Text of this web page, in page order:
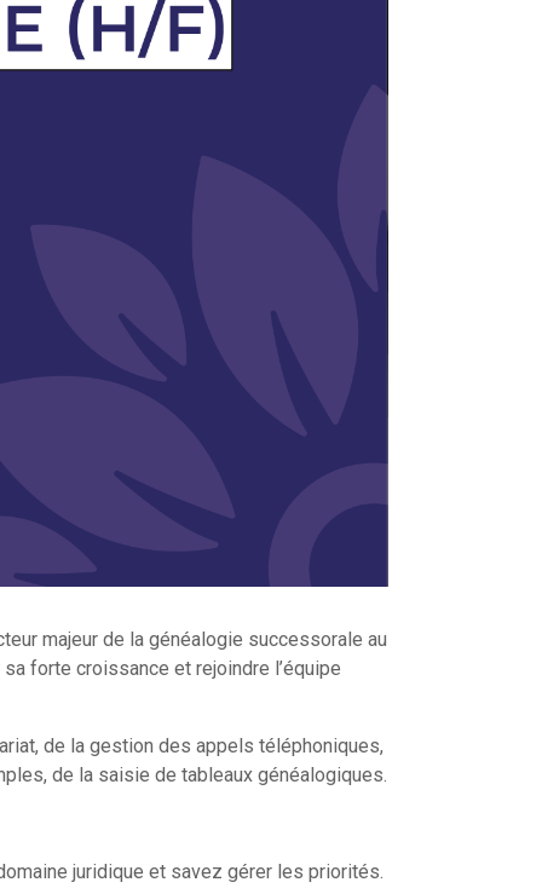
majeur de la généalogie successorale au
forte croissance et rejoindre l’équipe
de la gestion des appels téléphoniques,
de la saisie de tableaux généalogiques.
juridique et savez gérer les priorités.